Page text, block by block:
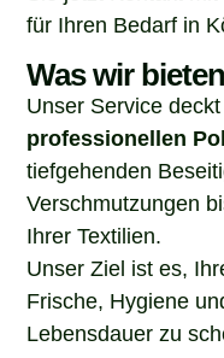
für Ihren Bedarf in
Was wir bieten
Unser Service
professionellen
tiefgehenden
Verschmutzungen
Ihrer Textilien.
Unser Ziel ist es,
Frische, Hygiene
Lebensdauer zu